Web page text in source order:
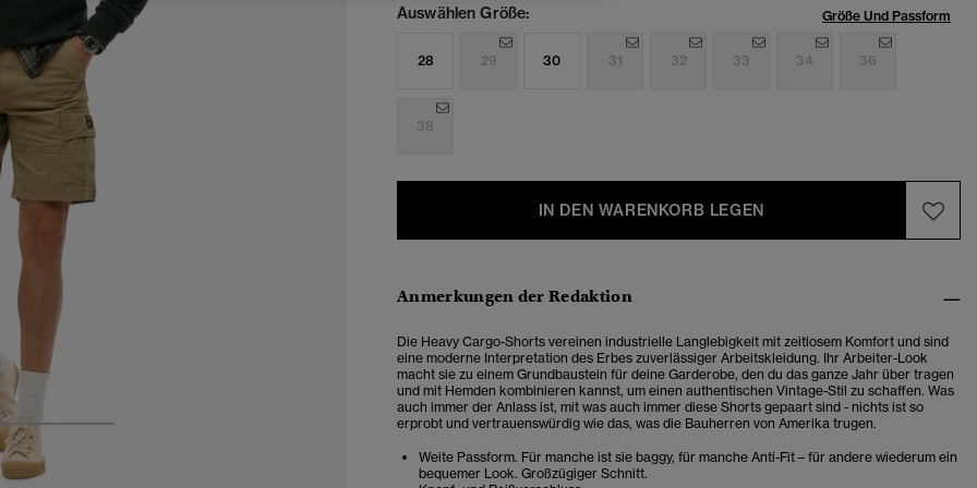
3
Auswählen Größe: Größe Und Passform
28 29 30 31 32 33 34 36
38
IN DEN WARENKORB LEGEN
Anmerkungen der Redaktion
Die Heavy Cargo-Shorts vereinen industrielle Langlebigkeit mit zeitlosem Komfort und sind
eine moderne Interpretation des Erbes zuverlässiger Arbeitskleidung. Ihr Arbeiter-Look
macht sie zu einem Grundbaustein für deine Garderobe, den du das ganze Jahr über tragen
und mit Hemden kombinieren kannst, um einen authentischen Vintage-Stil zu schaffen. Was
auch immer der Anlass ist, mit was auch immer diese Shorts gepaart sind - nichts ist so
erprobt und vertrauenswürdig wie das, was die Bauherren von Amerika trugen.
Weite Passform. Für manche ist sie baggy, für manche Anti-Fit – für andere wiederum ein
bequemer Look. Großzügiger Schnitt.